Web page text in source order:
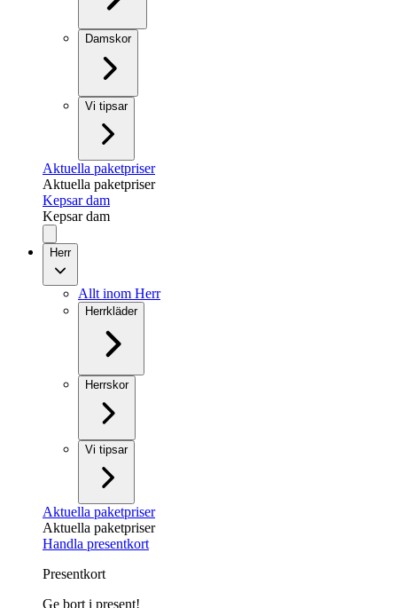
Damskor
Vi tipsar
Aktuella paketpriser
Aktuella paketpriser
Kepsar dam
Kepsar dam
Herr
Allt inom Herr
Herrkläder
Herrskor
Vi tipsar
Aktuella paketpriser
Aktuella paketpriser
Handla presentkort
Presentkort
Ge bort i present!